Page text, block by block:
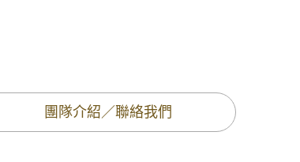
團隊介紹／聯絡我們